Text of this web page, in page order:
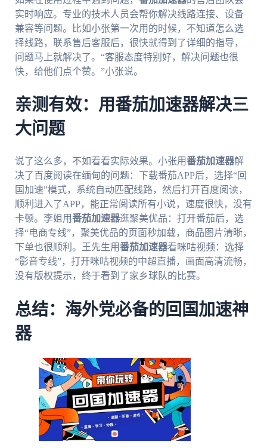
实时响应。专业的技术人员会帮你解决线路连接、设备
兼容等问题。比如小张第一次用的时候，不知道怎么选
择线路，联系售后客服后，很快就得到了详细的指导，
问题马上就解决了。“客服态度特别好，解决问题也很
快，给他们点个赞。”小张说。
亲测有效：用番茄加速器解决三
大问题
说了这么多，不如看看实际效果。小张用番茄加速器解
决了百度阅读在缅甸的问题：下载番茄APP后，选择“回
国加速”模式，系统自动匹配线路，然后打开百度阅读，
顺利进入了APP，能正常阅读所有小说，速度很快，没有
卡顿。李姐用番茄加速器逛聚美优品：打开番茄后，选
择“电商专线”，聚美优品的页面秒加载，商品图片清晰，
下单也很顺利。王先生用番茄加速器看咪咕视频：选择
“影音专线”，打开咪咕视频的中超直播，画面高清流畅，
没有版权提示，终于看到了家乡球队的比赛。
总结：海外党必备的回国加速神
器